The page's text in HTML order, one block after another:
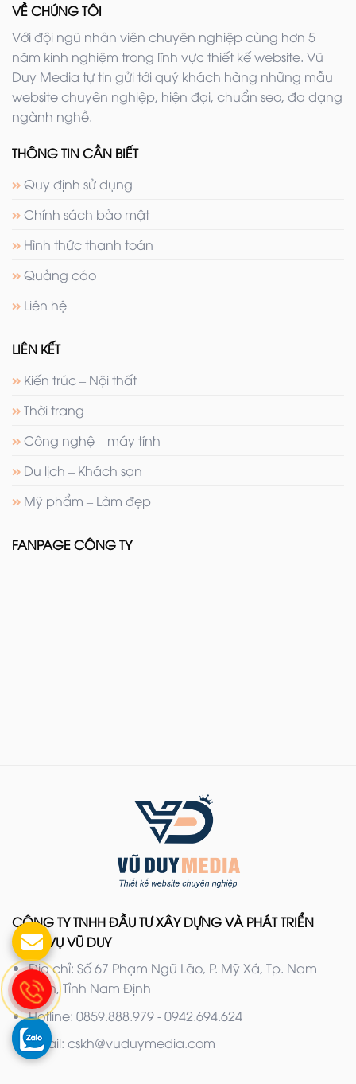
VỀ CHÚNG TÔI
Với đội ngũ nhân viên chuyên nghiệp cùng hơn 5
năm kinh nghiệm trong lĩnh vực thiết kế website. Vũ
Duy Media tự tin gửi tới quý khách hàng những mẫu
website chuyên nghiệp, hiện đại, chuẩn seo, đa dạng
ngành nghề.
THÔNG TIN CẦN BIẾT
Quy định sử dụng
Chính sách bảo mật
Hình thức thanh toán
Quảng cáo
Liên hệ
LIÊN KẾT
Kiến trúc – Nội thất
Thời trang
Công nghệ – máy tính
Du lịch – Khách sạn
Mỹ phẩm – Làm đẹp
FANPAGE CÔNG TY
CÔNG TY TNHH ĐẦU TƯ XÂY DỰNG VÀ PHÁT TRIỂN
DỊCH VỤ VŨ DUY
Địa chỉ: Số 67 Phạm Ngũ Lão, P. Mỹ Xá, Tp. Nam
Định, Tỉnh Nam Định
Hotline: 0859.888.979 - 0942.694.624
Email: cskh@vuduymedia.com